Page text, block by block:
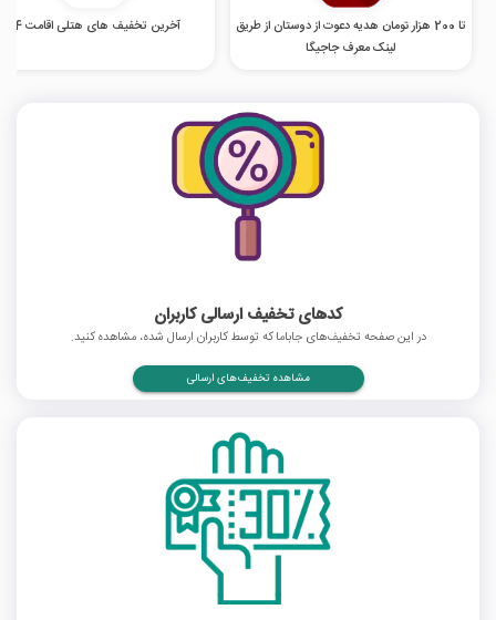
تا 200 هزار تومان هدیه دعوت از دوستان از طریق
لینک معرف جاجیگا
آخرین تخفیف های هتلی اقامت 24
کدهای تخفیف ارسالی کاربران
در این صفحه تخفیف‌های جاباما که توسط کاربران ارسال شده، مشاهده کنید.
مشاهده تخفیف‌های ارسالی